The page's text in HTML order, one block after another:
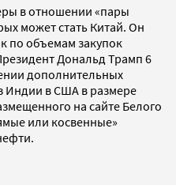
в отношении «пары
может стать Китай. Он
по объемам закупок
Дональд Трамп 6
дополнительных
Индии в США в размере
на сайте Белого
или косвенные»